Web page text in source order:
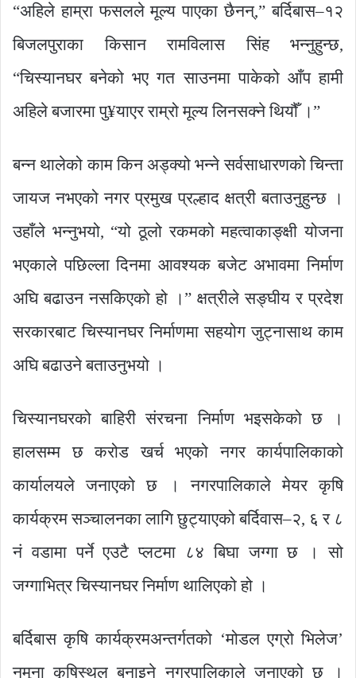
“अहिले हाम्रा फसलले मूल्य पाएका छैनन्,” बर्दिबास–१२
बिजलपुराका किसान रामविलास सिंह भन्नुहुन्छ,
“चिस्यानघर बनेको भए गत साउनमा पाकेको आँप हामी
अहिले बजारमा पु¥याएर राम्रो मूल्य लिनसक्ने थियौँ ।”
बन्न थालेको काम किन अड्क्यो भन्ने सर्वसाधारणको चिन्ता
जायज नभएको नगर प्रमुख प्रल्हाद क्षत्री बताउनुहुन्छ ।
उहाँले भन्नुभयो, “यो ठूलो रकमको महत्वाकाङ्क्षी योजना
भएकाले पछिल्ला दिनमा आवश्यक बजेट अभावमा निर्माण
अघि बढाउन नसकिएको हो ।” क्षत्रीले सङ्घीय र प्रदेश
सरकारबाट चिस्यानघर निर्माणमा सहयोग जुट्नासाथ काम
अघि बढाउने बताउनुभयो ।
चिस्यानघरको बाहिरी संरचना निर्माण भइसकेको छ ।
हालसम्म छ करोड खर्च भएको नगर कार्यपालिकाको
कार्यालयले जनाएको छ । नगरपालिकाले मेयर कृषि
कार्यक्रम सञ्चालनका लागि छुट्याएको बर्दिवास–२, ६ र ८
नं वडामा पर्ने एउटै प्लटमा ८४ बिघा जग्गा छ । सो
जग्गाभित्र चिस्यानघर निर्माण थालिएको हो ।
बर्दिबास कृषि कार्यक्रमअन्तर्गतको ‘मोडल एग्रो भिलेज’
नमूना कृषिस्थल बनाइने नगरपालिकाले जनाएको छ ।